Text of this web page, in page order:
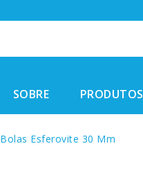
SOBRE PRODUTOS
Bolas Esferovite 30 Mm